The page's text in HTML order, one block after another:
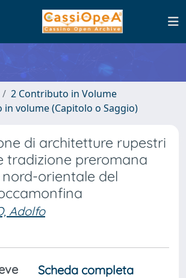
2 Contributo in Volume
in volume (Capitolo o Saggio)
di architetture rupestri
tradizione preromana
orientale del
Adolfo
Scheda completa